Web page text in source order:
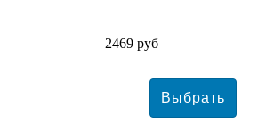
2469 руб